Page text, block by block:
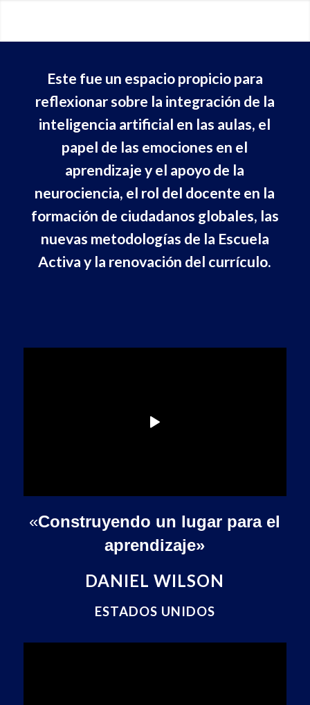
Este fue un espacio propicio para
reflexionar sobre la integración de la
inteligencia artificial en las aulas, el
papel de las emociones en el
aprendizaje y el apoyo de la
neurociencia, el rol del docente en la
formación de ciudadanos globales, las
nuevas metodologías de la Escuela
Activa y la renovación del currículo.
«Construyendo un lugar para el
aprendizaje»
DANIEL WILSON
ESTADOS UNIDOS